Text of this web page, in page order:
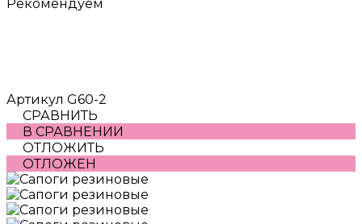
Рекомендуем
Артикул G60-2
СРАВНИТЬ
В СРАВНЕНИИ
ОТЛОЖИТЬ
ОТЛОЖЕН